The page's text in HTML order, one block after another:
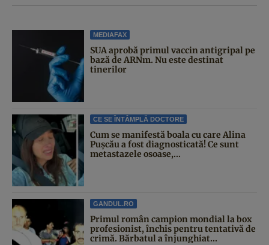
MEDIAFAX
SUA aprobă primul vaccin antigripal pe
bază de ARNm. Nu este destinat
tinerilor
CE SE ÎNTÂMPLĂ DOCTORE
Cum se manifestă boala cu care Alina
Pușcău a fost diagnosticată! Ce sunt
metastazele osoase,...
GANDUL.RO
Primul român campion mondial la box
profesionist, închis pentru tentativă de
crimă. Bărbatul a înjunghiat...